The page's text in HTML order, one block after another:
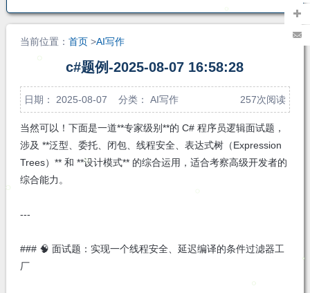
返回
主页
加关
当前位置： 首页>AI写作
c#题例-2025-08-07 16:58:28
日期： 2025-08-07 分类： AI写作 257次阅读
当然可以！下面是一道**专家级别**的 C# 程序员逻辑面试题，
涉及 **泛型、委托、闭包、线程安全、表达式树（Expression
Trees）** 和 **设计模式** 的综合运用，适合考察高级开发者的
综合能力。
---
### 🧠 面试题：实现一个线程安全、延迟编译的条件过滤器工
厂